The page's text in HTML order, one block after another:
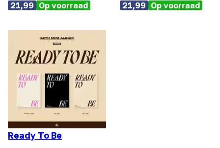
21,99 Op voorraad 21,99 Op voorraad
Ready To Be